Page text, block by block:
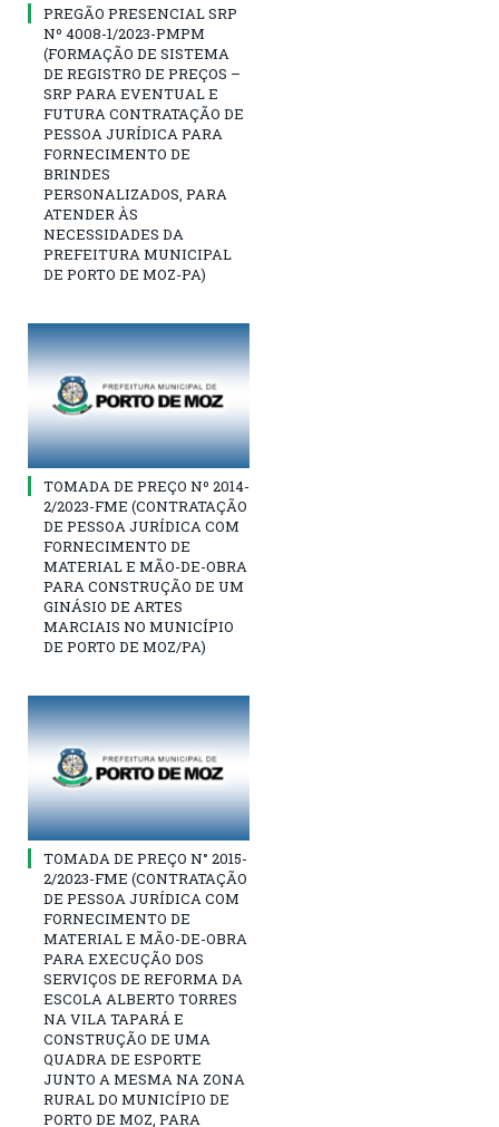
PREGÃO PRESENCIAL SRP
Nº 4008-1/2023-PMPM
(FORMAÇÃO DE SISTEMA
DE REGISTRO DE PREÇOS –
SRP PARA EVENTUAL E
FUTURA CONTRATAÇÃO DE
PESSOA JURÍDICA PARA
FORNECIMENTO DE
BRINDES
PERSONALIZADOS, PARA
ATENDER ÀS
NECESSIDADES DA
PREFEITURA MUNICIPAL
DE PORTO DE MOZ-PA)
TOMADA DE PREÇO Nº 2014-
2/2023-FME (CONTRATAÇÃO
DE PESSOA JURÍDICA COM
FORNECIMENTO DE
MATERIAL E MÃO-DE-OBRA
PARA CONSTRUÇÃO DE UM
GINÁSIO DE ARTES
MARCIAIS NO MUNICÍPIO
DE PORTO DE MOZ/PA)
TOMADA DE PREÇO N° 2015-
2/2023-FME (CONTRATAÇÃO
DE PESSOA JURÍDICA COM
FORNECIMENTO DE
MATERIAL E MÃO-DE-OBRA
PARA EXECUÇÃO DOS
SERVIÇOS DE REFORMA DA
ESCOLA ALBERTO TORRES
NA VILA TAPARÁ E
CONSTRUÇÃO DE UMA
QUADRA DE ESPORTE
JUNTO A MESMA NA ZONA
RURAL DO MUNICÍPIO DE
PORTO DE MOZ, PARA